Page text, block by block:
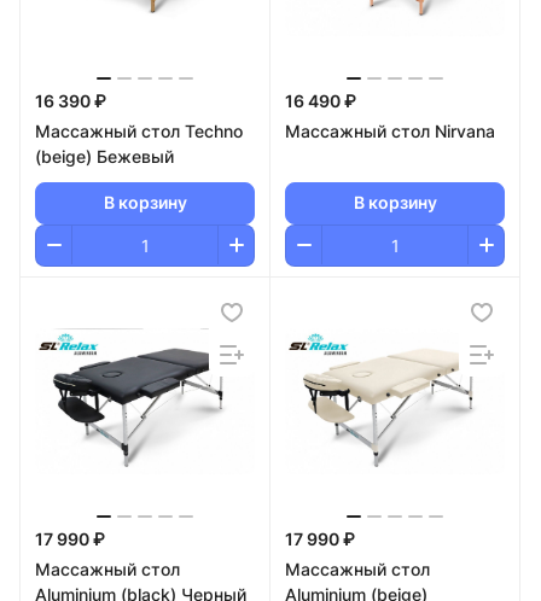
16 390 ₽
Массажный стол Techno
(beige) Бежевый
В корзину
16 490 ₽
Массажный стол Nirvana
В корзину
17 990 ₽
Массажный стол
Aluminium (black) Черный
17 990 ₽
Массажный стол
Aluminium (beige)